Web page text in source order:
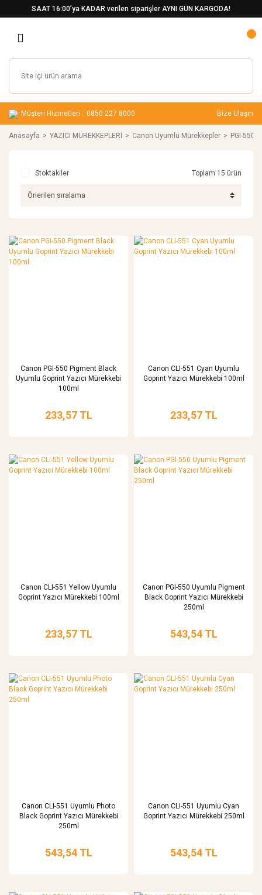
SAAT 16:00’ya KADAR verilen siparişler AYNI GÜN KARGODA!
Müşteri Hizmetleri : 0850 227 8000 Bize Ulaşın
Anasayfa YAZICI MÜREKKEPLERİ Canon Uyumlu Mürekkepler PGI-550 /
Stoktakiler Toplam 15 ürün
Canon PGI-550 Pigment Black
Uyumlu Goprint Yazıcı Mürekkebi
100ml
233,57 TL
Canon CLI-551 Cyan Uyumlu
Goprint Yazıcı Mürekkebi 100ml
233,57 TL
Canon CLI-551 Yellow Uyumlu
Goprint Yazıcı Mürekkebi 100ml
233,57 TL
Canon PGI-550 Uyumlu Pigment
Black Goprint Yazıcı Mürekkebi
250ml
543,54 TL
Canon CLI-551 Uyumlu Photo
Black Goprint Yazıcı Mürekkebi
250ml
543,54 TL
Canon CLI-551 Uyumlu Cyan
Goprint Yazıcı Mürekkebi 250ml
543,54 TL